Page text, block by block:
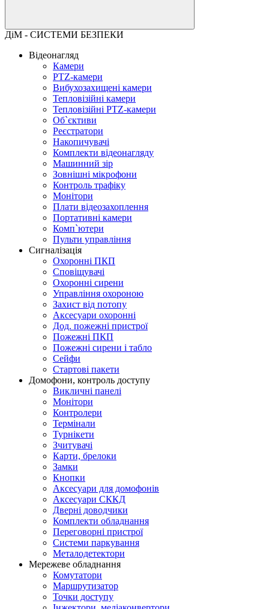
ДіМ - СИСТЕМИ БЕЗПЕКИ
Відеонагляд
Камери
PTZ-камери
Вибухозахищені камери
Тепловізійні камери
Тепловізійні PTZ-камери
Об`єктиви
Реєстратори
Накопичувачі
Комплекти відеонагляду
Машинний зір
Зовнішні мікрофони
Контроль трафіку
Монітори
Плати відеозахоплення
Портативні камери
Комп`ютери
Пульти управління
Сигналізація
Охоронні ПКП
Сповіщувачі
Охоронні сирени
Управління охороною
Захист від потопу
Аксесуари охоронні
Дод. пожежні пристрої
Пожежні ПКП
Пожежні сирени і табло
Сейфи
Стартові пакети
Домофони, контроль доступу
Викличні панелі
Монітори
Контролери
Термінали
Турнікети
Зчитувачі
Карти, брелоки
Замки
Кнопки
Аксесуари для домофонів
Аксесуари СККД
Дверні доводчики
Комплекти обладнання
Переговорні пристрої
Системи паркування
Металодетектори
Мережеве обладнання
Комутатори
Маршрутизатор
Точки доступу